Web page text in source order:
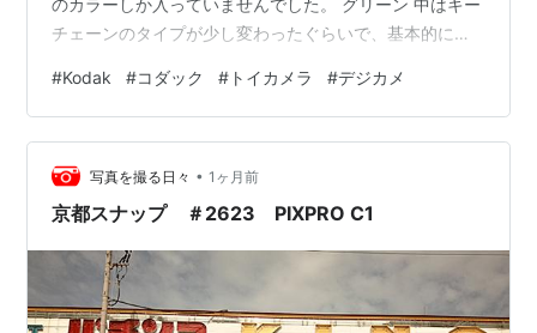
のカラーしか入っていませんでした。 グリーン 中はキー
チェーンのタイプが少し変わったぐらいで、基本的には
フレームやエフェクトが変更になったぐらいで、特に目
新しいことはありません。 フレーム１ フレーム２ フレ
ーム３ フレーム４ 前回の記事 初代の記事のリンク ※アフ
ィリエイトリンク １個 KODAK CHARMERA キーチェー
ン デジタルカメ…
#Kodak #コダック # トイカメラ #デジカメ
写真を撮る日々 • 1ヶ月前
京都スナップ ＃2623 PIXPRO C1